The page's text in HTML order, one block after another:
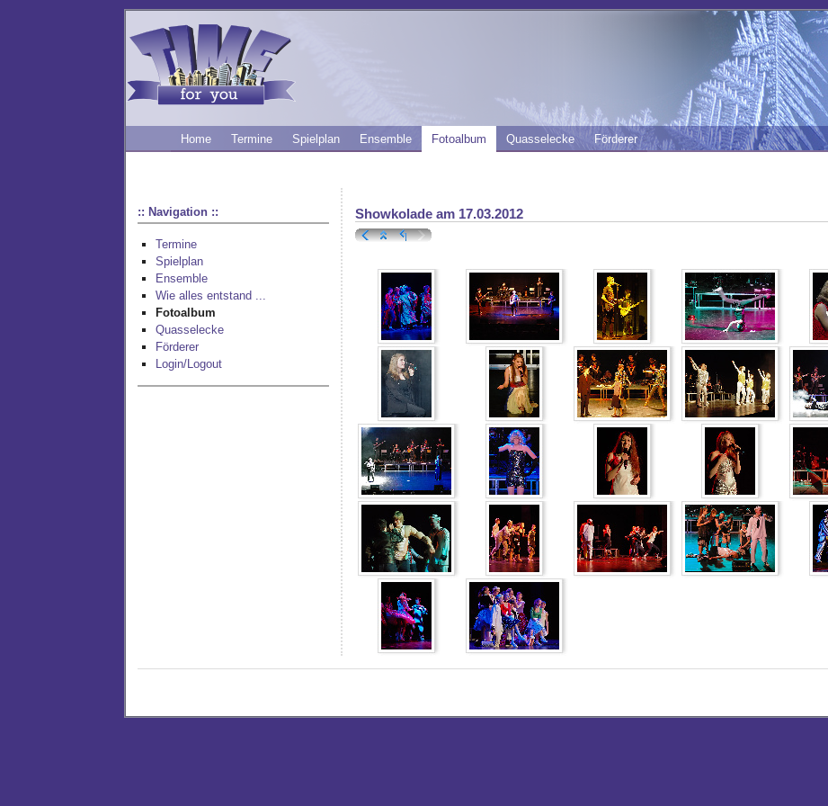
Home Termine Spielplan Ensemble Fotoalbum Quasselecke Förderer
:: Navigation ::
Termine
Spielplan
Ensemble
Wie alles entstand ...
Fotoalbum
Quasselecke
Förderer
Login/Logout
Showkolade am 17.03.2012